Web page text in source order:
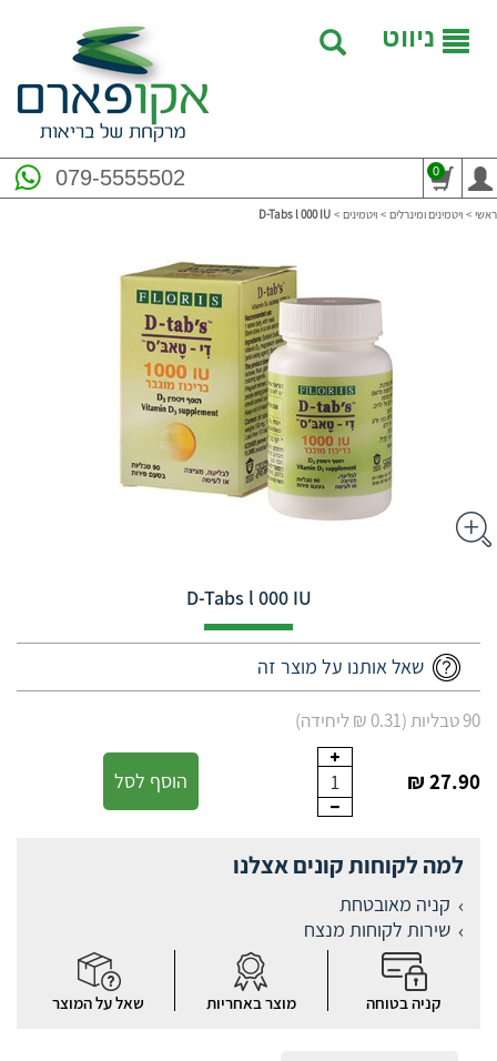
ניווט
079-5555502 0
ראשי > ויטמינים ומינרלים > ויטמינים >
D-Tabs l 000 IU
D-Tabs l 000 IU
שאל אותנו על מוצר זה
90 טבליות (0.31 ₪ ליחידה)
27.90 ₪
1 הוסף לסל
למה לקוחות קונים אצלנו
קניה מאובטחת
שירות לקוחות מנצח
קניה בטוחה מוצר באחריות שאל על המוצר